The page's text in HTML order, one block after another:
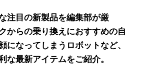
注目の新製品を編集部が厳
らの乗り換えにおすすめの自
になってしまうロボットなど、
な最新アイテムをご紹介。